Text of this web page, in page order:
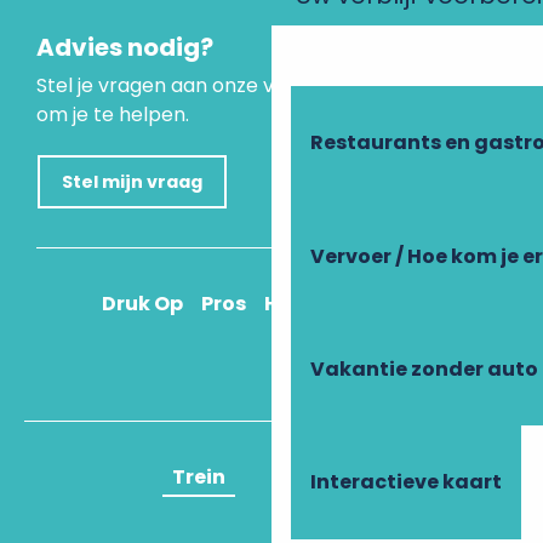
Restaurants en
Vervoer / Hoe kom je
Vakantie zonder auto
Interactieve kaart
Advies nodig?
Stel je vragen aan onze virtuele assistent, die er is
om je te helpen.
Stel mijn vraag
Druk Op Pros Hoe kom ik daar?
Trein Vliegtuig